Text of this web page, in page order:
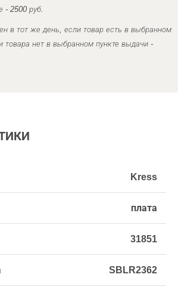
- 2500 руб.
в тот же день, если товар есть в выбранном
товара нет в выбранном пункте выдачи -
Kress
плата
31851
SBLR2362